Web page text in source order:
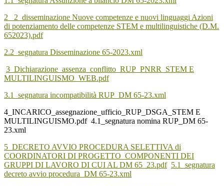
2_ 2_disseminazione Nuove competenze e nuovi linguaggi Azioni
di potenziamento delle competenze STEM e multilinguistiche (D.M.
652023).pdf
2.2_ segnatura Disseminazione 65-2023.xml
3_Dichiarazione_assenza_conflitto_RUP_PNRR_STEM E
MULTILINGUISMO_WEB.pdf
3.1_segnatura incompatibilità RUP_DM 65-23.xml
4_INCARICO_assegnazione_ufficio_RUP_DSGA_STEM E
MULTILINGUISMO.pdf 4.1_segnatura nomina RUP_DM 65-
23.xml
5_DECRETO AVVIO PROCEDURA SELETTIVA di
COORDINATORI DI PROGETTO_COMPONENTI DEI
GRUPPI DI LAVORO DI CUI AL DM 65_23.pdf 5.1_segnatura
decreto avvio procedura_DM 65-23.xml